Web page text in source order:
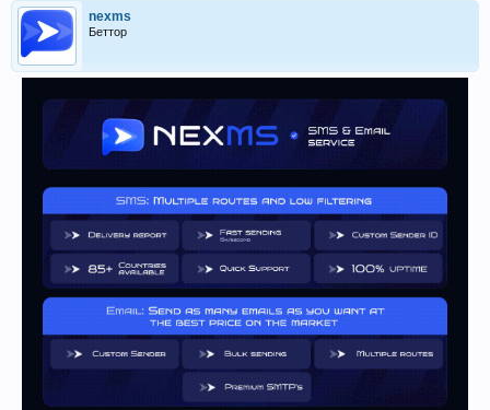
nexms
Беттор